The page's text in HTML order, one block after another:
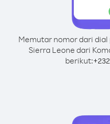
Memutar nomor dari dial
Sierra Leone dari
berikut:+232